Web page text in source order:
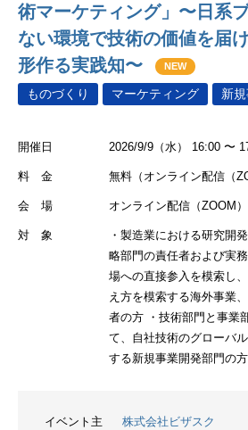
術マーケティング」〜日系
ない環境で技術の価値を届
形作る実践知〜
NEW
ものづくり マーケティング 新
開催日 2026/9/9（水） 16:00 〜
料 金 無料（オンライン配信（
会 場 オンライン配信（ZOOM）
対 象
・製造業における研究開
略部門の責任者および実
場への直接参入を模索し
え方を模索する海外事業
者の方 ・技術部門と事業
て、自社技術のグローバ
する新規事業開発部門の方
イベント主
株式会社ビザスク